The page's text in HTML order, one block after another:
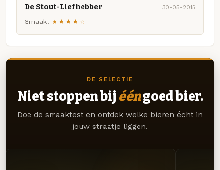
De Stout-Liefhebber 30-05-2015
Smaak: ★★★★☆
DE SELECTIE
Niet stoppen bij ééngoed bier.
Doe de smaaktest en ontdek welke bieren écht in
jouw straatje liggen.